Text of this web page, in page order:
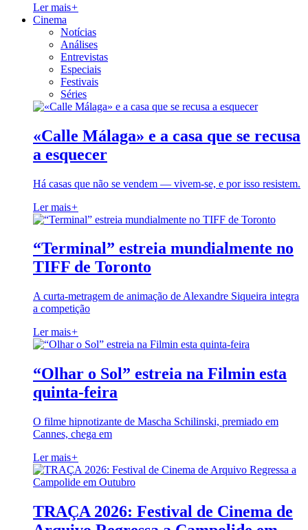
Ler mais+
Cinema
Notícias
Análises
Entrevistas
Especiais
Festivais
Séries
«Calle Málaga» e a casa que se recusa
a esquecer
Há casas que não se vendem — vivem-se, e por isso resistem.
Ler mais+
“Terminal” estreia mundialmente no
TIFF de Toronto
A curta-metragem de animação de Alexandre Siqueira integra
a competição
Ler mais+
“Olhar o Sol” estreia na Filmin esta
quinta-feira
O filme hipnotizante de Mascha Schilinski, premiado em
Cannes, chega em
Ler mais+
TRAÇA 2026: Festival de Cinema de